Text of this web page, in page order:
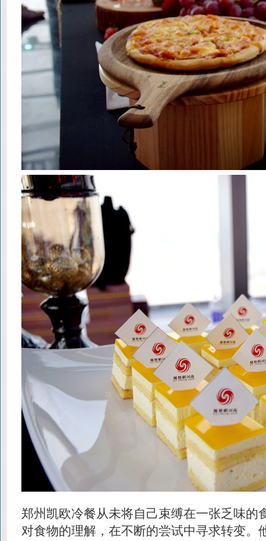
郑州凯欧冷餐从未将自己束缚在一张乏味的
对食物的理解，在不断的尝试中寻求转变。